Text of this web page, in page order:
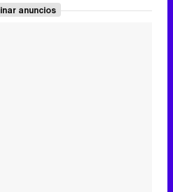
'120 Minutos' celebra sus 2.000 programas en Telemadrid con un vídeo del día a día en la redacción
anuncios